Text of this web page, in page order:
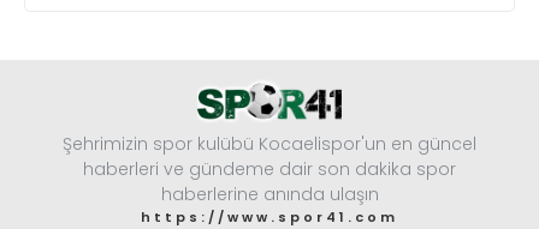
Şehrimizin spor kulübü Kocaelispor'un en güncel
haberleri ve gündeme dair son dakika spor
haberlerine anında ulaşın
https://www.spor41.com